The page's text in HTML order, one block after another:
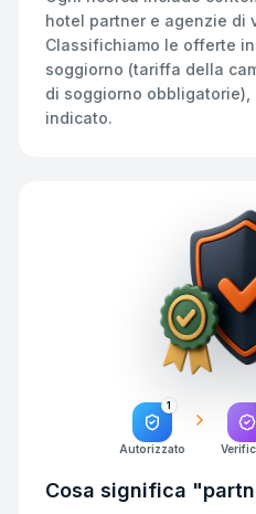
hotel partner e agenzie di
Classifichiamo le offerte
soggiorno (tariffa della
di soggiorno obbligatorie),
indicato.
1
Autorizzato
Cosa significa